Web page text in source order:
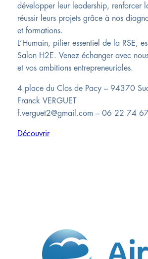
développer leur leadership, renforcer
réussir leurs projets grâce à nos
et formations.
L’Humain, pilier essentiel de la RSE,
Salon H2E. Venez échanger avec
et vos ambitions entrepreneuriales.
4 place du Clos de Pacy – 94370
Franck VERGUET
f.verguet2@gmail.com – 06 22 74
Découvrir